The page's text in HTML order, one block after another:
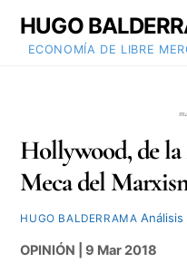
content
HUGO
ECONOMÍA DE LIBRE
Hollywood, de la
Meca del
HUGO BALDERRAMA Análisis
OPINIÓN | 9 Mar 2018